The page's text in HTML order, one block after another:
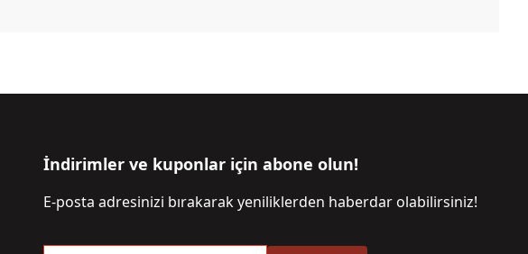
İndirimler ve kuponlar için abone olun!
E-posta adresinizi bırakarak yeniliklerden haberdar olabilirsiniz!